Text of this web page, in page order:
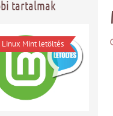
tartalmak
Linux Mint letöltés